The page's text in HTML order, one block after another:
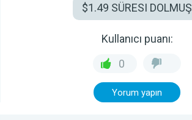
$1.49 SÜRESI DOLMUŞ
Kullanıcı puanı:
0
Yorum yapın